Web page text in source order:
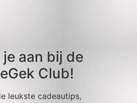
aan bij de
Club!
leukste cadeautips,